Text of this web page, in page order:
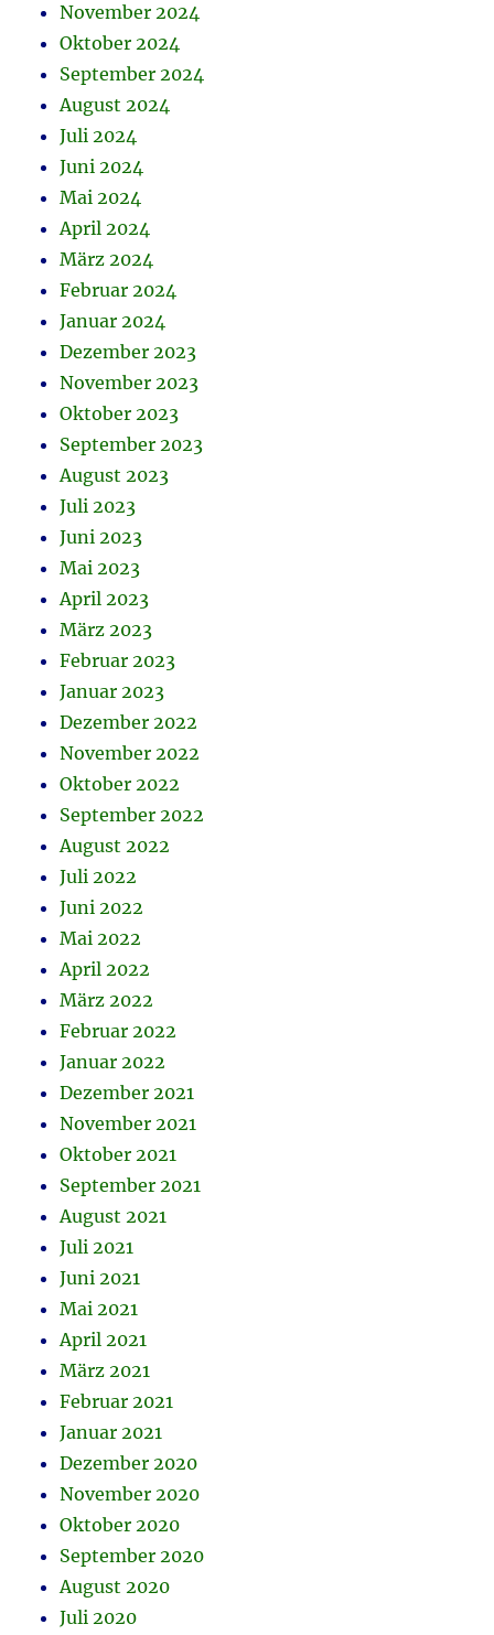
November 2024
Oktober 2024
September 2024
August 2024
Juli 2024
Juni 2024
Mai 2024
April 2024
März 2024
Februar 2024
Januar 2024
Dezember 2023
November 2023
Oktober 2023
September 2023
August 2023
Juli 2023
Juni 2023
Mai 2023
April 2023
März 2023
Februar 2023
Januar 2023
Dezember 2022
November 2022
Oktober 2022
September 2022
August 2022
Juli 2022
Juni 2022
Mai 2022
April 2022
März 2022
Februar 2022
Januar 2022
Dezember 2021
November 2021
Oktober 2021
September 2021
August 2021
Juli 2021
Juni 2021
Mai 2021
April 2021
März 2021
Februar 2021
Januar 2021
Dezember 2020
November 2020
Oktober 2020
September 2020
August 2020
Juli 2020